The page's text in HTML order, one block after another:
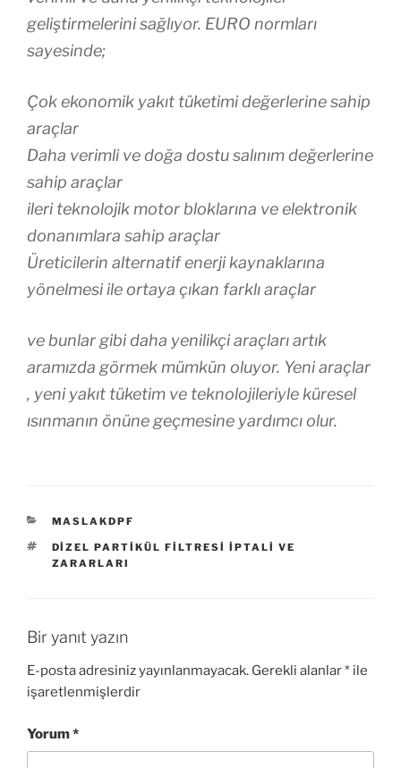
geliştirmelerini sağlıyor. EURO normları
sayesinde;
Çok ekonomik yakıt tüketimi değerlerine sahip
araçlar
Daha verimli ve doğa dostu salınım değerlerine
sahip araçlar
ileri teknolojik motor bloklarına ve elektronik
donanımlara sahip araçlar
Üreticilerin alternatif enerji kaynaklarına
yönelmesi ile ortaya çıkan farklı araçlar
ve bunlar gibi daha yenilikçi araçları artık
aramızda görmek mümkün oluyor. Yeni araçlar
, yeni yakıt tüketim ve teknolojileriyle küresel
ısınmanın önüne geçmesine yardımcı olur.
KATEGORILER
MASLAKDPF
ETIKETLER
DİZEL PARTİKÜL FİLTRESİ İPTALİ VE
ZARARLARI
Bir yanıt yazın
E-posta adresiniz yayınlanmayacak. Gerekli alanlar* ile
işaretlenmişlerdir
Yorum*